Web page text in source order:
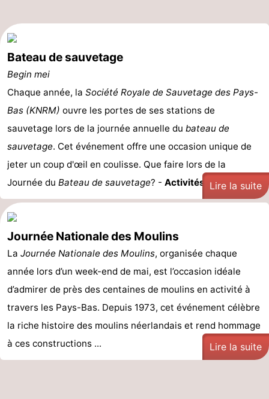
Bateau de sauvetage
Begin mei
Chaque année, la Société Royale de Sauvetage des Pays-
Bas (KNRM) ouvre les portes de ses stations de
sauvetage lors de la journée annuelle du bateau de
sauvetage. Cet événement offre une occasion unique de
jeter un coup d'œil en coulisse. Que faire lors de la
Journée du Bateau de sauvetage? - Activités ...Lire la suite
Journée Nationale des Moulins
La Journée Nationale des Moulins, organisée chaque
année lors d’un week-end de mai, est l’occasion idéale
d’admirer de près des centaines de moulins en activité à
travers les Pays-Bas. Depuis 1973, cet événement célèbre
la riche histoire des moulins néerlandais et rend hommage
à ces constructions ...
Lire la suite